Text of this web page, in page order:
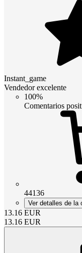
Instant_game
Vendedor excelente
100%
Comentarios
44136
Ver detalles de la
13.16 EUR
13.16 EUR